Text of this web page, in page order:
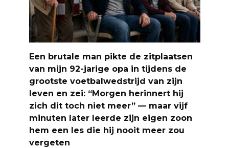
Een brutale man pikte de zitplaatsen
van mijn 92-jarige opa in tijdens de
grootste voetbalwedstrijd van zijn
leven en zei: “Morgen herinnert hij
zich dit toch niet meer” — maar vijf
minuten later leerde zijn eigen zoon
hem een les die hij nooit meer zou
vergeten